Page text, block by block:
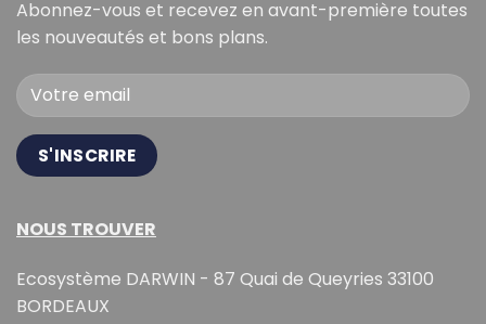
Abonnez-vous et recevez en avant-première toutes
les nouveautés et bons plans.
NOUS TROUVER
Ecosystème DARWIN - 87 Quai de Queyries 33100
BORDEAUX